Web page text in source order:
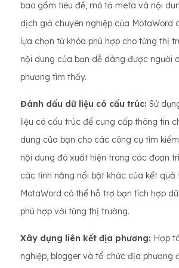
bao gồm tiêu đề, mô tả meta và nội
dịch giả chuyên nghiệp của MotaWord
lựa chọn từ khóa phù hợp cho từng thị
nội dung của bạn dễ dàng được người
phương tìm thấy.
Đánh dấu dữ liệu có cấu trúc: Sử
liệu có cấu trúc để cung cấp thông tin
dung của bạn cho các công cụ tìm
nội dung đó xuất hiện trong các đoạn
các tính năng nổi bật khác của kết quả
MotaWord có thể hỗ trợ bạn tích hợp
phù hợp với từng thị trường.
Xây dựng liên kết địa phương: Hợp
nghiệp, blogger và tổ chức địa phương